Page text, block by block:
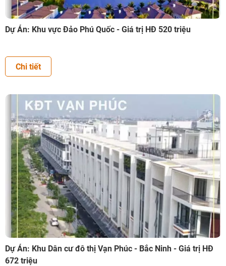
Dự Án: Khu vực Đảo Phú Quốc - Giá trị HĐ 520 triệu
Chi tiết
Dự Án: Khu Dân cư đô thị Vạn Phúc - Bắc Ninh - Giá trị HĐ
672 triệu